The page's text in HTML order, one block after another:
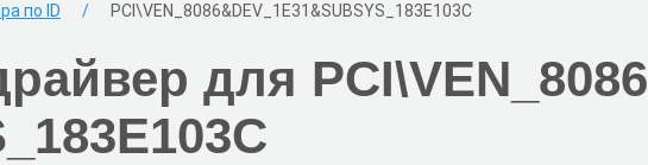
по ID PCI\VEN_8086&DEV_1E31 &SUBSYS_183E103C
для PCI\VEN_8086